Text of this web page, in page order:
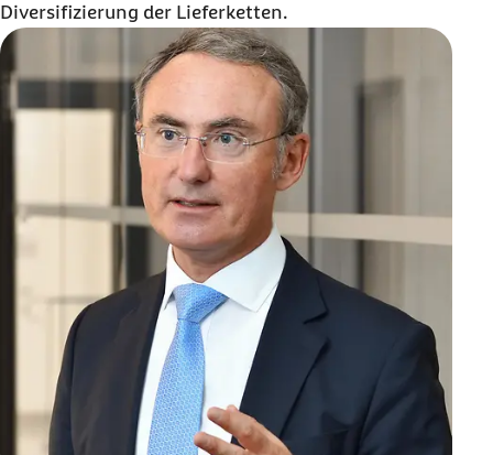
Diversifizierung der Lieferketten.